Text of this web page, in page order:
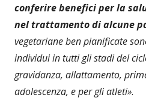
conferire benefici per la
nel trattamento di alcune
vegetariane ben pianificate
individui in tutti gli stadi del
gravidanza, allattamento,
adolescenza, e per gli atleti».